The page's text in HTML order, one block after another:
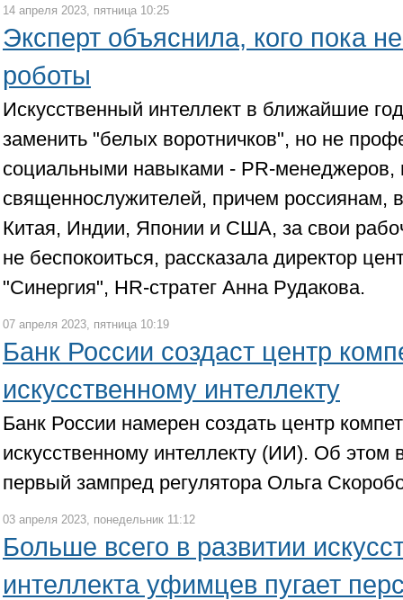
14 апреля 2023, пятница 10:25
Эксперт объяснила, кого пока
роботы
Искусственный интеллект в ближайшие
заменить "белых воротничков", но не
социальными навыками - PR-менеджеров,
священнослужителей, причем россиянам,
Китая, Индии, Японии и США, за свои
не беспокоиться, рассказала директор
"Синергия", HR-стратег Анна Рудакова.
07 апреля 2023, пятница 10:19
Банк России создаст центр
искусственному интеллекту
Банк России намерен создать центр
искусственному интеллекту (ИИ). Об этом
первый зампред регулятора Ольга
03 апреля 2023, понедельник 11:12
Больше всего в развитии
интеллекта уфимцев пугает